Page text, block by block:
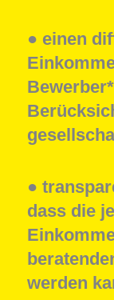
● einen
●
dass die
werden